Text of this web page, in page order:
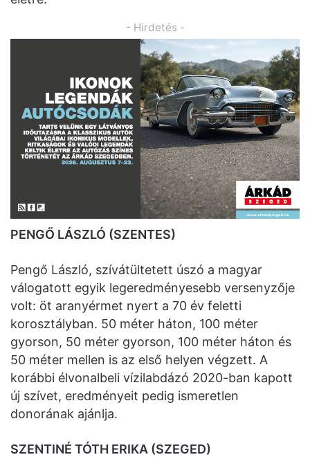
- Hirdetés -
PENGŐ LÁSZLÓ (SZENTES)
Pengő László, szívátültetett úszó a magyar
válogatott egyik legeredményesebb versenyzője
volt: öt aranyérmet nyert a 70 év feletti
korosztályban. 50 méter háton, 100 méter
gyorson, 50 méter gyorson, 100 méter háton és
50 méter mellen is az első helyen végzett. A
korábbi élvonalbeli vízilabdázó 2020-ban kapott
új szívet, eredményeit pedig ismeretlen
donorának ajánlja.
SZENTINÉ TÓTH ERIKA (SZEGED)